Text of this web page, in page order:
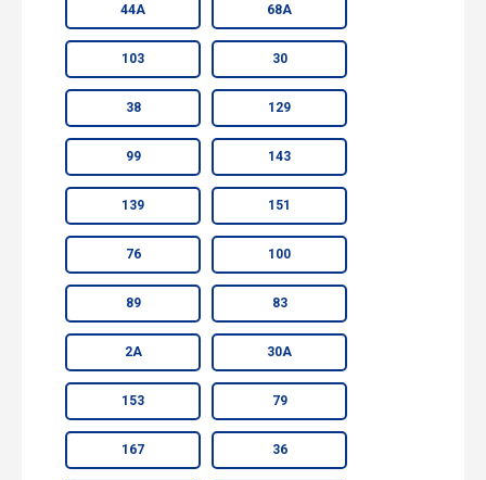
44А 68А
103 30
38 129
99 143
139 151
76 100
89 83
2А 30А
153 79
167 36